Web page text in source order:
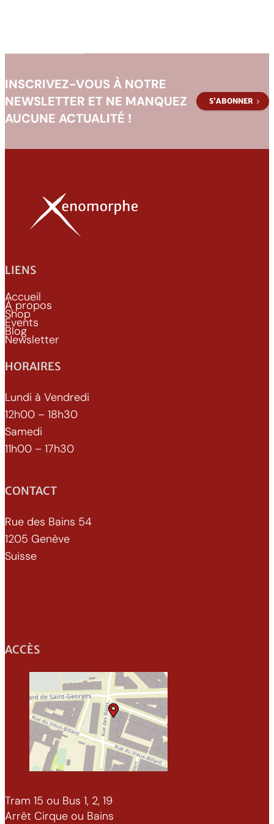
INSCRIVEZ-VOUS À NOTRE
NEWSLETTER ET NE MANQUEZ
AUCUNE ACTUALITÉ !
S’ABONNER
LIENS
Accueil
À propos
Shop
Events
Blog
Newsletter
HORAIRES
Lundi à Vendredi
12h00 – 18h30
Samedi
11h00 – 17h30
CONTACT
Rue des Bains 54
1205 Genève
Suisse
ACCÈS
Tram 15 ou Bus 1, 2, 19
Arrêt Cirque ou Bains